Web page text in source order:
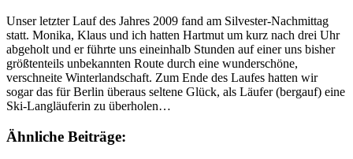
Unser letzter Lauf des Jahres 2009 fand am Silvester-Nachmittag
statt. Monika, Klaus und ich hatten Hartmut um kurz nach drei Uhr
abgeholt und er führte uns eineinhalb Stunden auf einer uns bisher
größtenteils unbekannten Route durch eine wunderschöne,
verschneite Winterlandschaft. Zum Ende des Laufes hatten wir
sogar das für Berlin überaus seltene Glück, als Läufer (bergauf) eine
Ski-Langläuferin zu überholen…
Ähnliche Beiträge: